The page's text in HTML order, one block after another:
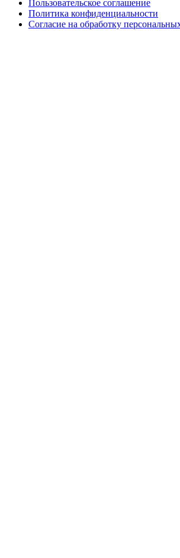
Пользовательское соглашение
Политика конфиденциальности
Согласие на обработку